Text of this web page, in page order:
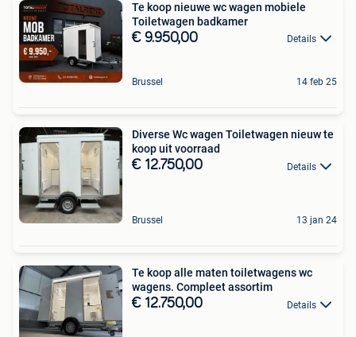
Te koop nieuwe wc wagen mobiele
Toiletwagen badkamer
€ 9.950,00 Details
Brussel 14 feb 25
Diverse Wc wagen Toiletwagen nieuw te
koop uit voorraad
€ 12.750,00 Details
Brussel 13 jan 24
Te koop alle maten toiletwagens wc
wagens. Compleet assortim
€ 12.750,00 Details